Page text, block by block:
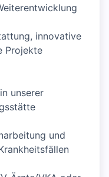
innovative
Projekte
unserer
und